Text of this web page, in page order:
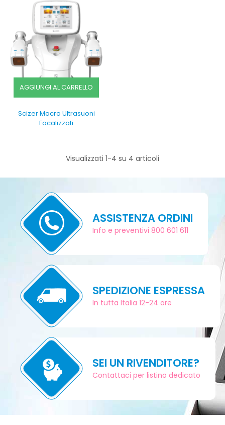
AGGIUNGI AL CARRELLO
Scizer Macro Ultrasuoni
Focalizzati
Visualizzati 1-4 su 4 articoli
ASSISTENZA ORDINI
Info e preventivi 800 601 611
SPEDIZIONE ESPRESSA
In tutta Italia 12-24 ore
SEI UN RIVENDITORE?
Contattaci per listino dedicato